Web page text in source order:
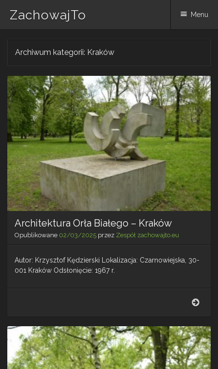
ZachowajTo Menu
Archiwum kategorii: Kraków
Architektura Orła Białego – Kraków
Opublikowane 02/03/2025 przez Zespół zachowajto.eu
Autor: Krzysztof Kędzierski Lokalizacja: Czarnowiejska, 30-
001 Kraków Odsłonięcie: 1967 r.
–